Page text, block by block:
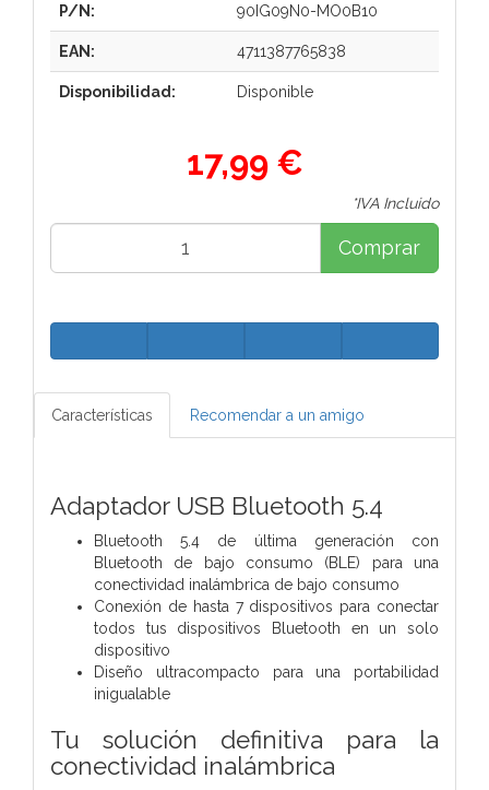
P/N: 90IG09N0-MO0B10
EAN: 4711387765838
Disponibilidad: Disponible
17,99 €
*IVA Incluido
Comprar
Características Recomendar a un amigo
Adaptador USB Bluetooth 5.4
Bluetooth 5.4 de última generación con
Bluetooth de bajo consumo (BLE) para una
conectividad inalámbrica de bajo consumo
Conexión de hasta 7 dispositivos para conectar
todos tus dispositivos Bluetooth en un solo
dispositivo
Diseño ultracompacto para una portabilidad
inigualable
Tu solución definitiva para la
conectividad inalámbrica